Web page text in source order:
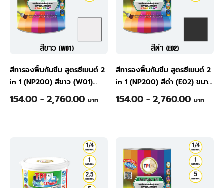
สีทารองพื้นกันซึม สูตรซีเมนต์ 2
in 1 (NP200) สีขาว (W01)
ขนาด 1/4 แกลลอน
154.00 - 2,760.00 บาท
สีทารองพื้นกันซึม สูตรซีเมนต์ 2
in 1 (NP200) สีดำ (E02) ขนาด
1/4 แกลลอน
154.00 - 2,760.00 บาท